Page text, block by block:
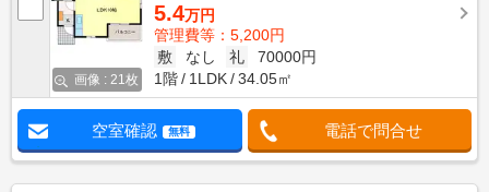
画像 : 21枚
5.4万円
管理費等：5,200円
敷
なし 礼
70000円
1階
1LDK 34.05㎡
空室確認 無料 電話で問合せ